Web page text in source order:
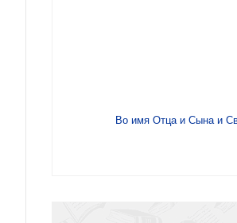
Во имя Отца и Сына и